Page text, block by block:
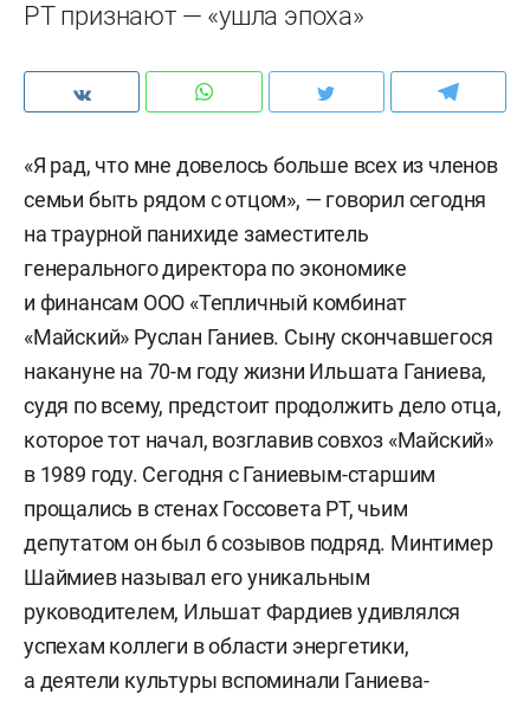
РТ признают — «ушла эпоха»
«Я рад, что мне довелось больше всех из членов
семьи быть рядом с отцом», — говорил сегодня
на траурной панихиде заместитель
генерального директора по экономике
и финансам ООО «Тепличный комбинат
«Майский» Руслан Ганиев. Сыну скончавшегося
накануне на 70-м году жизни Ильшата Ганиева,
судя по всему, предстоит продолжить дело отца,
которое тот начал, возглавив совхоз «Майский»
в 1989 году. Сегодня с Ганиевым-старшим
прощались в стенах Госсовета РТ, чьим
депутатом он был 6 созывов подряд. Минтимер
Шаймиев называл его уникальным
руководителем, Ильшат Фардиев удивлялся
успехам коллеги в области энергетики,
а деятели культуры вспоминали Ганиева-